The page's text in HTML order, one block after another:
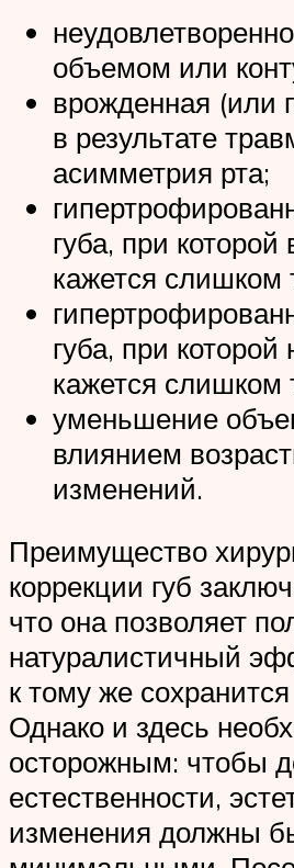
объемом или
врожденная (или
в результате
асимметрия рта;
губа, при которой
кажется слишком
губа, при которой
кажется слишком
уменьшение
влиянием
изменений.
Преимущество
коррекции губ
что она позволяет
натуралистичный
к тому же
Однако и здесь
осторожным: чтобы
естественности,
изменения должны